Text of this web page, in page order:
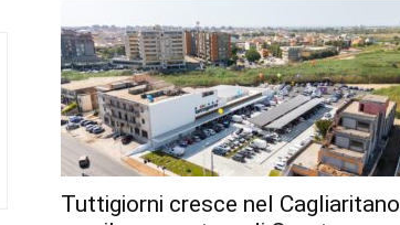
Tuttigiorni cresce nel Cagliaritano